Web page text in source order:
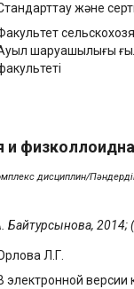
және
шаруашылығы
и
дисциплин/Пәндердің
Байтурсынова, 2014;
Л.Г.
электронной версии